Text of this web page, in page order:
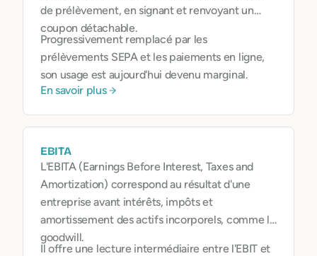
de prélèvement, en signant et renvoyant un
coupon détachable.
Progressivement remplacé par les
prélèvements SEPA et les paiements en ligne,
son usage est aujourd'hui devenu marginal.
En savoir plus
EBITA
L'EBITA (Earnings Before Interest, Taxes and
Amortization) correspond au résultat d'une
entreprise avant intérêts, impôts et
amortissement des actifs incorporels, comme le
goodwill.
Il offre une lecture intermédiaire entre l'EBIT et